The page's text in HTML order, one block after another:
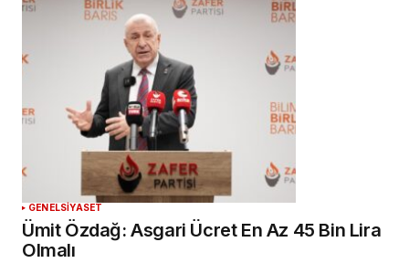
GENELSİYASET
Ümit Özdağ: Asgari Ücret En Az 45 Bin Lira
Olmalı